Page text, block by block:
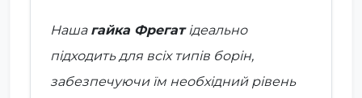
Наша гайка Фрегатідеально
підходить для всіх типів борін,
забезпечуючи їм необхідний рівень